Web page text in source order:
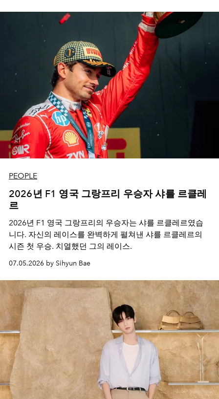
PEOPLE
2026년 F1 영국 그랑프리 우승자 샤를 르클레
르
2026년 F1 영국 그랑프리의 우승자는 샤를 르클레르였습
니다. 자신의 레이스를 완벽하게 펼쳐낸 샤를 르클레르의
시즌 첫 우승. 치열했던 그의 레이스.
07.05.2026 by Sihyun Bae